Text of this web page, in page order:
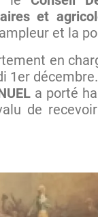
et
et la
en
1er
a porté
de